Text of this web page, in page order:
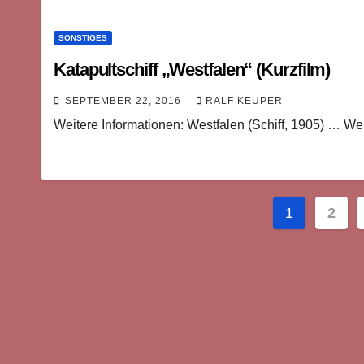
SONSTIGES
Katapultschiff „Westfalen“ (Kurzfilm)
SEPTEMBER 22, 2016 RALF KEUPER
Weitere Informationen: Westfalen (Schiff, 1905) …
1 2